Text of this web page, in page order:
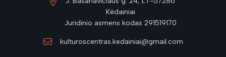
Kėdainiai
Juridinio asmens kodas 291519170
kulturoscentras.kedainiai@gmail.com